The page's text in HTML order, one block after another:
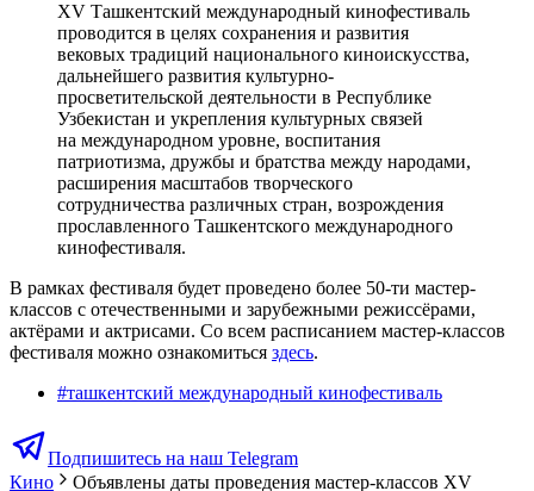
XV Ташкентский международный кинофестиваль
проводится в целях сохранения и развития
вековых традиций национального киноискусства,
дальнейшего развития культурно-
просветительской деятельности в Республике
Узбекистан и укрепления культурных связей
на международном уровне, воспитания
патриотизма, дружбы и братства между народами,
расширения масштабов творческого
сотрудничества различных стран, возрождения
прославленного Ташкентского международного
кинофестиваля.
В рамках фестиваля будет проведено более 50-ти мастер-
классов с отечественными и зарубежными режиссёрами,
актёрами и актрисами. Со всем расписанием мастер-классов
фестиваля можно ознакомиться здесь.
#ташкентский международный кинофестиваль
Подпишитесь на наш Telegram
Кино
Объявлены даты проведения мастер-классов XV